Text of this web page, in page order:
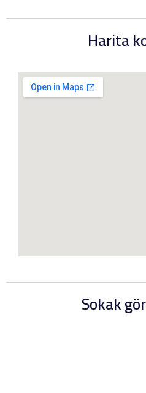
Harita
Sokak